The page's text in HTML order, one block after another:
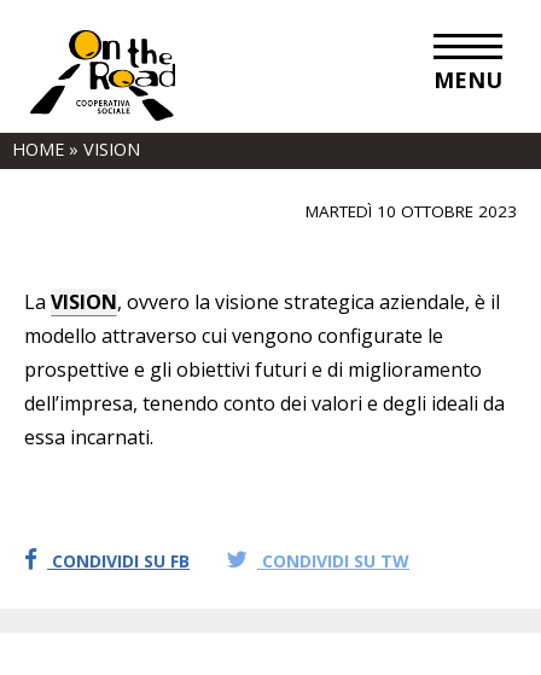
MENU
HOME » VISION
Vision
MARTEDÌ 10 OTTOBRE 2023
La VISION, ovvero la visione strategica aziendale, è il
modello attraverso cui vengono configurate le
prospettive e gli obiettivi futuri e di miglioramento
dell’impresa, tenendo conto dei valori e degli ideali da
essa incarnati.
CONDIVIDI SU FB CONDIVIDI SU TW